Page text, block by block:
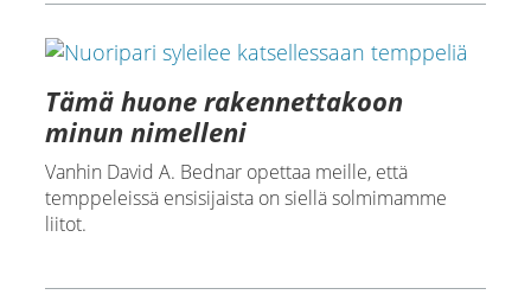
Tämä huone rakennettakoon
minun nimelleni
Vanhin David A. Bednar opettaa meille, että
temppeleissä ensisijaista on siellä solmimamme
liitot.